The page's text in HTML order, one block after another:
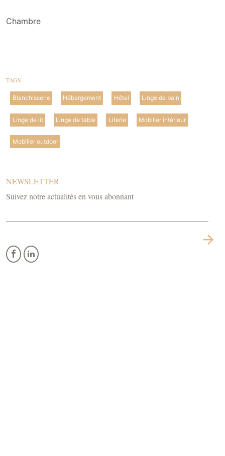
Chambre
TAGS
Blanchisserie Hébergement Hôtel Linge de bain
Linge de lit Linge de table Literie Mobilier intérieur
Mobilier outdoor
NEWSLETTER
Suivez notre actualités en vous abonnant